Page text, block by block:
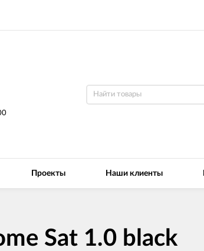
Проекты Наши клиенты
Sat 1.0 black